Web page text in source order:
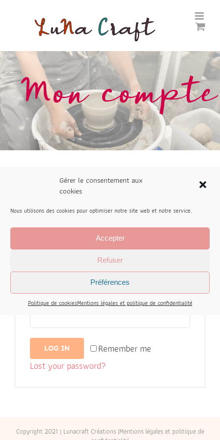
Gérer le consentement aux
cookies
Nous utilisons des cookies pour optimiser notre site web et notre service.
Accepter
Refuser
Préférences
Politique de cookiesMentions légales et politique de confidentialité
Mon compte
Login
Username or email address*
Password*
Remember me
LOG IN
Lost your password?
Copyright 2021 | Lunacraft Créations |Mentions légales et politique de